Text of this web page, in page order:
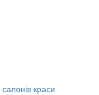
краси